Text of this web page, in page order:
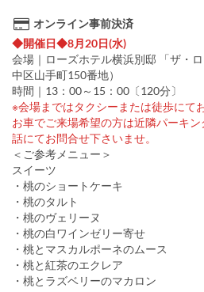
オンライン事前決済
◆開催日◆8月20日(水)
会場｜ローズホテル横浜別邸 「ザ・
中区山手町150番地）
時間｜13：00～15：00〔120分〕
※会場まではタクシーまたは徒歩にて
お車でご来場希望の方は近隣パーキ
話にてお問合せ下さいませ。
＜ご参考メニュー＞
スイーツ
・桃のショートケーキ
・桃のタルト
・桃のヴェリーヌ
・桃の白ワインゼリー寄せ
・桃とマスカルポーネのムース
・桃と紅茶のエクレア
・桃とラズベリーのマカロン